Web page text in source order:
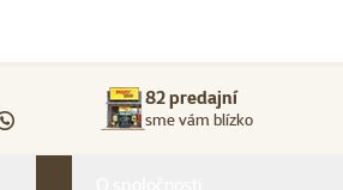
82 predajní
sme vám blízko